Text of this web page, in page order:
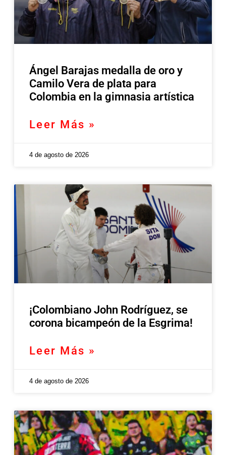
Ángel Barajas medalla de oro y
Camilo Vera de plata para
Colombia en la gimnasia artística
Leer Más »
4 de agosto de 2026
¡Colombiano John Rodríguez, se
corona bicampeón de la Esgrima!
Leer Más »
4 de agosto de 2026